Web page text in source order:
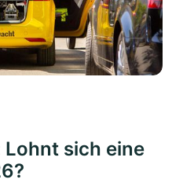
Lohnt sich eine